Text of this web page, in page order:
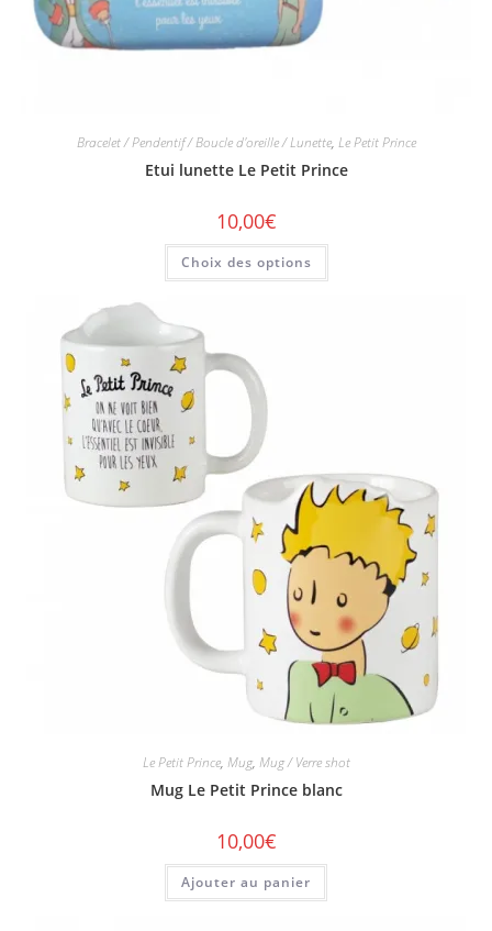
Bracelet / Pendentif / Boucle d'oreille / Lunette, Le Petit Prince
Etui lunette Le Petit Prince
10,00€
Choix des options
Le Petit Prince, Mug, Mug / Verre shot
Mug Le Petit Prince blanc
10,00€
Ajouter au panier